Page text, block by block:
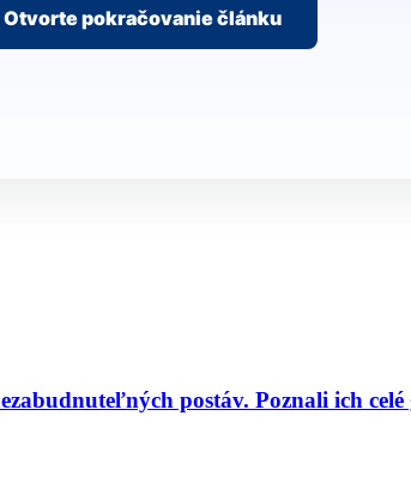
Otvorte pokračovanie článku
postáv. Poznali ich celé